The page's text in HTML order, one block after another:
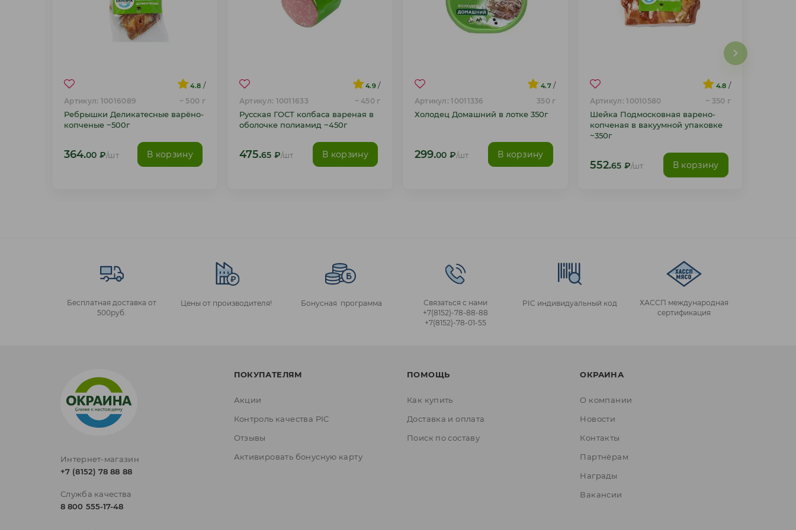
4.8 /
Артикул: 10016089 ~ 500 г
Ребрышки Деликатесные варёно-
копченые ~500г
364.00 ₽/шт В корзину
4.9 /
Артикул: 10011633 ~ 450 г
Русская ГОСТ колбаса вареная в
оболочке полиамид ~450г
475.65 ₽/шт В корзину
4.7 /
Артикул: 10011336 350 г
Холодец Домашний в лотке 350г
299.00 ₽/шт В корзину
4.8 /
Артикул: 10010580 ~ 350 г
Шейка Подмосковная варено-
копченая в вакуумной упаковке
~350г
552.65 ₽/шт В корзину
Бесплатная доставка от
500руб.
Цены от производителя! Бонусная программа
Связаться с нами
+7(8152)‑78‑88‑88
+7(8152)‑78‑01‑55
PIC индивидуальный код
ХАССП международная
сертификация
Интернет-магазин
+7 (8152) 78 88 88
Служба качества
8 800 555-17-48
ПОКУПАТЕЛЯМ
Акции
Контроль качества PIC
Отзывы
Активировать бонусную карту
ПОМОЩЬ
Как купить
Доставка и оплата
Поиск по составу
ОКРАИНА
О компании
Новости
Контакты
Партнёрам
Награды
Вакансии